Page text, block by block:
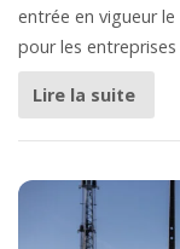
entrée en vigueur
pour les
Lire la suite